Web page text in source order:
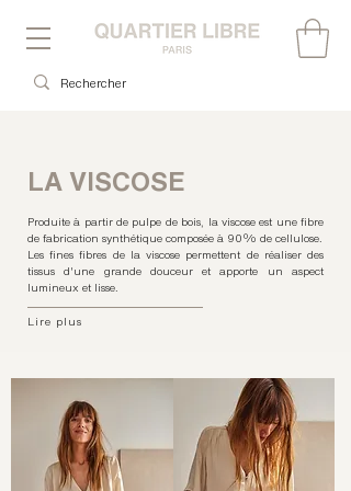
LA VISCOSE
Produite à partir de pulpe de bois, la viscose est une fibre
de fabrication synthétique composée à 90% de cellulose.
Les fines fibres de la viscose permettent de réaliser des
tissus d'une grande douceur et apporte un aspect
lumineux et lisse.
Lire plus